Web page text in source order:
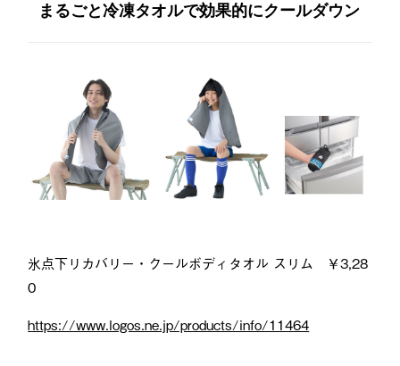
まるごと冷凍タオルで効果的にクールダウン
氷点下リカバリー・クールボディタオル スリム ￥3,28
0
https://www.logos.ne.jp/products/info/11464